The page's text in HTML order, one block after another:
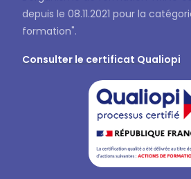
depuis le 08.11.2021 pour la
formation".
Consulter le certificat Qualiopi